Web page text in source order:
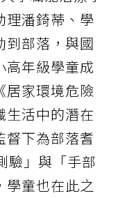
理潘錡蒂、學
到部落，與國
高年級學童成
居家環境危險
生活中的潛在
督下為部落耆
驗」與「手部
學童也在此之